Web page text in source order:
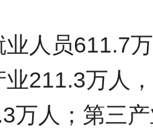
人员611.7
业211.3万人
万人；第三